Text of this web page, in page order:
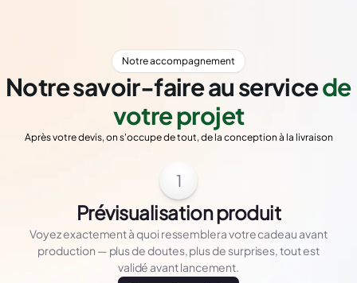
Notre accompagnement
Notre savoir-faire au servicede
votre projet
Après votre devis, on s'occupe de tout, de la conception à la livraison
1
Prévisualisation produit
Voyez exactement à quoi ressemblera votre cadeau avant
production — plus de doutes, plus de surprises, tout est
validé avant lancement.